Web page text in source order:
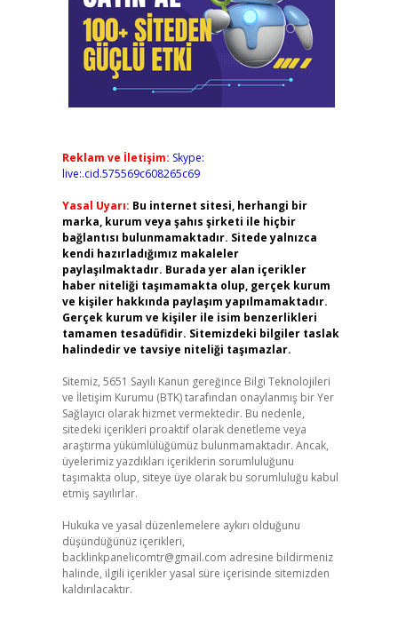
Reklam ve İletişim: Skype:
live:.cid.575569c608265c69
Yasal Uyarı: Bu internet sitesi, herhangi bir
marka, kurum veya şahıs şirketi ile hiçbir
bağlantısı bulunmamaktadır. Sitede yalnızca
kendi hazırladığımız makaleler
paylaşılmaktadır. Burada yer alan içerikler
haber niteliği taşımamakta olup, gerçek kurum
ve kişiler hakkında paylaşım yapılmamaktadır.
Gerçek kurum ve kişiler ile isim benzerlikleri
tamamen tesadüfidir. Sitemizdeki bilgiler taslak
halindedir ve tavsiye niteliği taşımazlar.
Sitemiz, 5651 Sayılı Kanun gereğince Bilgi Teknolojileri
ve İletişim Kurumu (BTK) tarafından onaylanmış bir Yer
Sağlayıcı olarak hizmet vermektedir. Bu nedenle,
sitedeki içerikleri proaktif olarak denetleme veya
araştırma yükümlülüğümüz bulunmamaktadır. Ancak,
üyelerimiz yazdıkları içeriklerin sorumluluğunu
taşımakta olup, siteye üye olarak bu sorumluluğu kabul
etmiş sayılırlar.
Hukuka ve yasal düzenlemelere aykırı olduğunu
düşündüğünüz içerikleri,
backlinkpanelicomtr@gmail.com adresine bildirmeniz
halinde, ilgili içerikler yasal süre içerisinde sitemizden
kaldırılacaktır.